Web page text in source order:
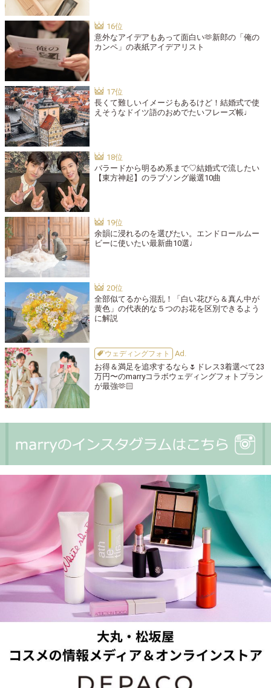
意外なアイデアもあって面白い🫶新郎の「俺の
カンペ」の表紙アイデアリスト
長くて難しいイメージもあるけど！結婚式で使
えそうなドイツ語のおめでたいフレーズ帳♩
バラードから明るめ系まで♡結婚式で流したい
【東方神起】のラブソング厳選10曲
余韻に浸れるのを選びたい。エンドロールムー
ビーに使いたい最新曲10選♩
全部似てるから混乱！「白い花びら＆真ん中が
黄色」の代表的な５つのお花を区別できるよう
に解説
ウェディングフォト
お得＆満足を追求するなら🌷ドレス3着選べて23
万円〜のmarryコラボウェディングフォトプラン
が最強🫶🏻